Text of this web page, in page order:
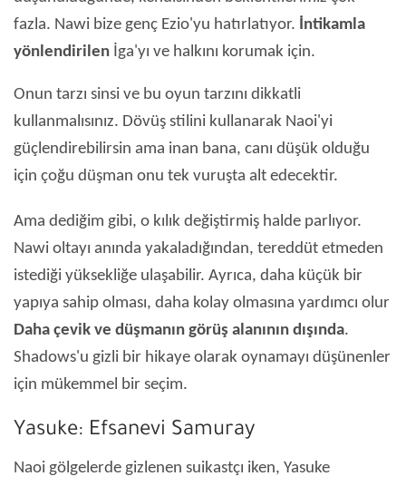
fazla. Nawi bize genç Ezio'yu hatırlatıyor. İntikamla
yönlendirilen İga'yı ve halkını korumak için.
Onun tarzı sinsi ve bu oyun tarzını dikkatli
kullanmalısınız. Dövüş stilini kullanarak Naoi'yi
güçlendirebilirsin ama inan bana, canı düşük olduğu
için çoğu düşman onu tek vuruşta alt edecektir.
Ama dediğim gibi, o kılık değiştirmiş halde parlıyor.
Nawi oltayı anında yakaladığından, tereddüt etmeden
istediği yüksekliğe ulaşabilir. Ayrıca, daha küçük bir
yapıya sahip olması, daha kolay olmasına yardımcı olur
Daha çevik ve düşmanın görüş alanının dışında.
Shadows'u gizli bir hikaye olarak oynamayı düşünenler
için mükemmel bir seçim.
Yasuke: Efsanevi Samuray
Naoi gölgelerde gizlenen suikastçı iken, Yasuke